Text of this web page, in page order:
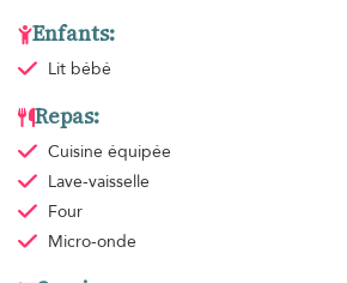
Enfants:
Lit bébé
Repas:
Cuisine équipée
Lave-vaisselle
Four
Micro-onde